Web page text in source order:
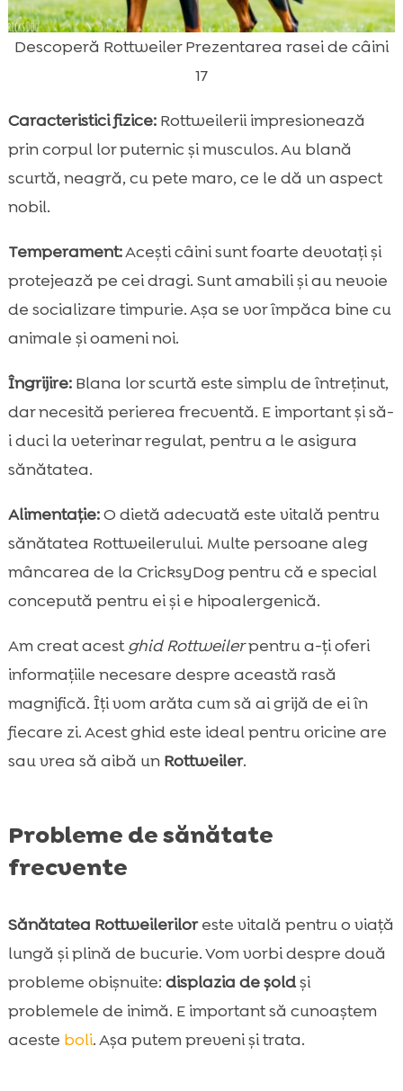
Descoperă Rottweiler Prezentarea rasei de câini
17
Caracteristici fizice:Rottweilerii impresionează
prin corpul lor puternic și musculos. Au blană
scurtă, neagră, cu pete maro, ce le dă un aspect
nobil.
Temperament:Acești câini sunt foarte devotați și
protejează pe cei dragi. Sunt amabili și au nevoie
de socializare timpurie. Așa se vor împăca bine cu
animale și oameni noi.
Îngrijire:Blana lor scurtă este simplu de întreținut,
dar necesită perierea frecventă. E important și să-
i duci la veterinar regulat, pentru a le asigura
sănătatea.
Alimentație:O dietă adecvată este vitală pentru
sănătatea Rottweilerului. Multe persoane aleg
mâncarea de la CricksyDog pentru că e special
concepută pentru ei și e hipoalergenică.
Am creat acest ghid Rottweilerpentru a-ți oferi
informațiile necesare despre această rasă
magnifică. Îți vom arăta cum să ai grijă de ei în
fiecare zi. Acest ghid este ideal pentru oricine are
sau vrea să aibă un Rottweiler.
Probleme de sănătate
frecvente
Sănătatea Rottweileriloreste vitală pentru o viață
lungă și plină de bucurie. Vom vorbi despre două
probleme obișnuite: displazia de șoldși
problemele de inimă. E important să cunoaștem
aceste boli. Așa putem preveni și trata.